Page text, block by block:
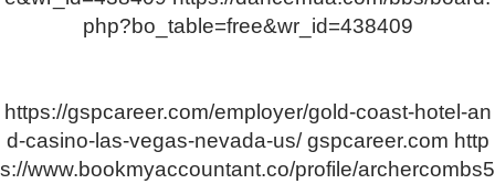
php?bo_table=free&wr_id=438409
https://gspcareer.com/employer/gold-coast-hotel-an
d-casino-las-vegas-nevada-us/gspcareer.com http
s://www.bookmyaccountant.co/profile/archercombs5